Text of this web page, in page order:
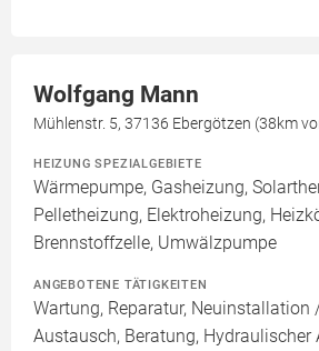
Wolfgang Mann
Mühlenstr. 5, 37136 Ebergötzen (38km
HEIZUNG SPEZIALGEBIETE
Wärmepumpe, Gasheizung,
Pelletheizung, Elektroheizung,
Brennstoffzelle, Umwälzpumpe
ANGEBOTENE TÄTIGKEITEN
Wartung, Reparatur, Neuinstallation
Austausch, Beratung, Hydraulischer